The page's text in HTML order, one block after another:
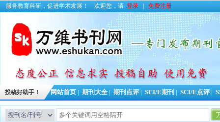
服务教育科研，促进学术发展！ 欢迎您，请 登录 免费注册
投稿好助手！ 网站首页 期刊大全 期刊点评 SCI/E期刊 SCI/E点评